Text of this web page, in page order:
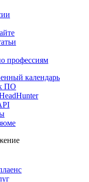
профессиям
календарь
ПО